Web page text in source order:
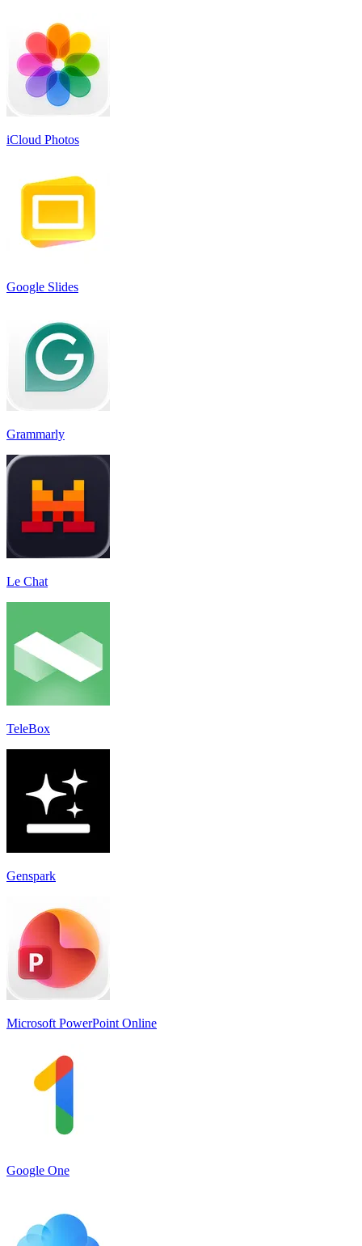
iCloud Photos
Google Slides
Grammarly
Le Chat
TeleBox
Genspark
Microsoft PowerPoint Online
Google One